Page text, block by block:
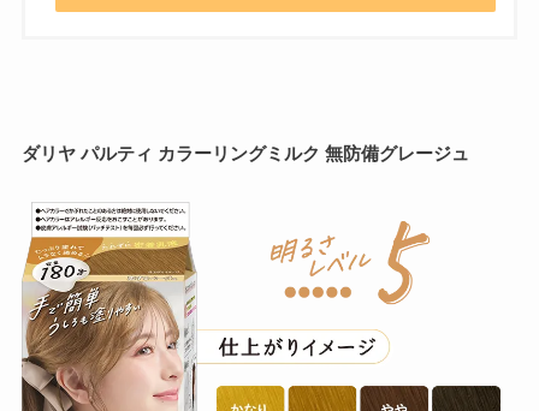
ダリヤ パルティ カラーリングミルク 無防備グレージュ